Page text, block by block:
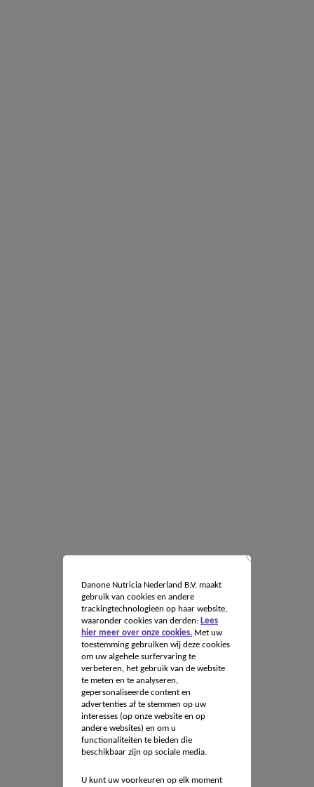
Danone Nutricia Nederland B.V. maakt
gebruik van cookies en andere
trackingtechnologieën op haar website,
waaronder cookies van derden: Lees
hier meer over onze cookies.Met uw
toestemming gebruiken wij deze cookies
om uw algehele surfervaring te
verbeteren, het gebruik van de website
te meten en te analyseren,
gepersonaliseerde content en
advertenties af te stemmen op uw
interesses (op onze website en op
andere websites) en om u
functionaliteiten te bieden die
beschikbaar zijn op sociale media.
U kunt uw voorkeuren op elk moment